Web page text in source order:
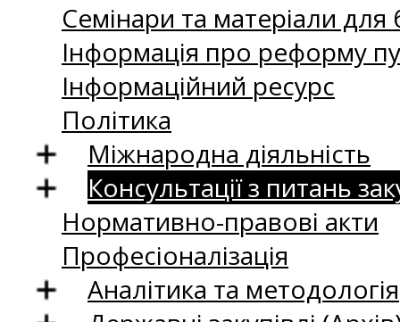
Семінари та матеріали для
Інформація про реформу
Інформаційний ресурс
Політика
Міжнародна діяльність
Консультації з питань
Нормативно-правові акти
Професіоналізація
Аналітика та методологія